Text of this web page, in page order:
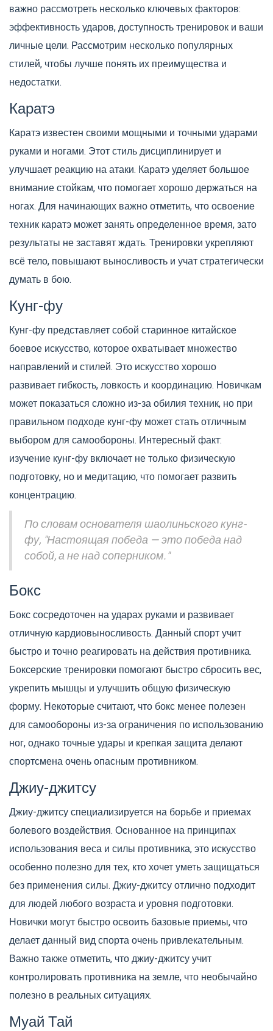
важно рассмотреть несколько ключевых факторов:
эффективность ударов, доступность тренировок и ваши
личные цели. Рассмотрим несколько популярных
стилей, чтобы лучше понять их преимущества и
недостатки.
Каратэ
Каратэ известен своими мощными и точными ударами
руками и ногами. Этот стиль дисциплинирует и
улучшает реакцию на атаки. Каратэ уделяет большое
внимание стойкам, что помогает хорошо держаться на
ногах. Для начинающих важно отметить, что освоение
техник каратэ может занять определенное время, зато
результаты не заставят ждать. Тренировки укрепляют
всё тело, повышают выносливость и учат стратегически
думать в бою.
Кунг-фу
Кунг-фу представляет собой старинное китайское
боевое искусство, которое охватывает множество
направлений и стилей. Это искусство хорошо
развивает гибкость, ловкость и координацию. Новичкам
может показаться сложно из-за обилия техник, но при
правильном подходе кунг-фу может стать отличным
выбором для самообороны. Интересный факт:
изучение кунг-фу включает не только физическую
подготовку, но и медитацию, что помогает развить
концентрацию.
По словам основателя шаолиньского кунг-
фу, "Настоящая победа — это победа над
собой, а не над соперником."
Бокс
Бокс сосредоточен на ударах руками и развивает
отличную кардиовыносливость. Данный спорт учит
быстро и точно реагировать на действия противника.
Боксерские тренировки помогают быстро сбросить вес,
укрепить мышцы и улучшить общую физическую
форму. Некоторые считают, что бокс менее полезен
для самообороны из-за ограничения по использованию
ног, однако точные удары и крепкая защита делают
спортсмена очень опасным противником.
Джиу-джитсу
Джиу-джитсу специализируется на борьбе и приемах
болевого воздействия. Основанное на принципах
использования веса и силы противника, это искусство
особенно полезно для тех, кто хочет уметь защищаться
без применения силы. Джиу-джитсу отлично подходит
для людей любого возраста и уровня подготовки.
Новички могут быстро освоить базовые приемы, что
делает данный вид спорта очень привлекательным.
Важно также отметить, что джиу-джитсу учит
контролировать противника на земле, что необычайно
полезно в реальных ситуациях.
Муай Тай